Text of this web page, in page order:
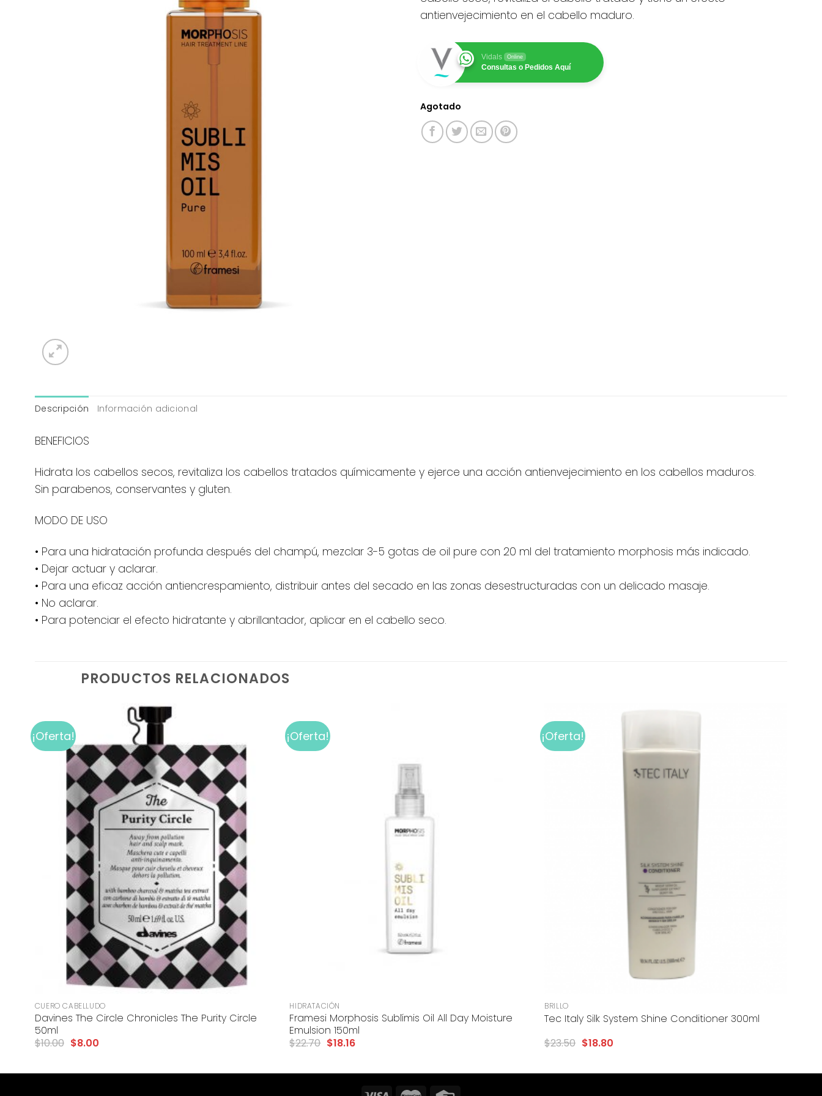
antienvejecimiento en el cabello maduro.
Vidals Online
Consultas o Pedidos Aquí
Agotado
Descripción Información adicional
BENEFICIOS
Hidrata los cabellos secos, revitaliza los cabellos tratados químicamente y ejerce una acción antienvejecimiento en los cabellos maduros.
Sin parabenos, conservantes y gluten.
MODO DE USO
• Para una hidratación profunda después del champú, mezclar 3-5 gotas de oil pure con 20 ml del tratamiento morphosis más indicado.
• Dejar actuar y aclarar.
• Para una eficaz acción antiencrespamiento, distribuir antes del secado en las zonas desestructuradas con un delicado masaje.
• No aclarar.
• Para potenciar el efecto hidratante y abrillantador, aplicar en el cabello seco.
PRODUCTOS RELACIONADOS
¡Oferta!
wishlist
CUERO CABELLUDO
Davines The Circle Chronicles The Purity Circle
50ml
$10.00 $8.00
¡Oferta!
HIDRATACIÓN
Framesi Morphosis Sublímis Oil All Day Moisture
Emulsion 150ml
$22.70 $18.16
¡Oferta!
BRILLO
Tec Italy Silk System Shine Conditioner 300ml
$23.50 $18.80